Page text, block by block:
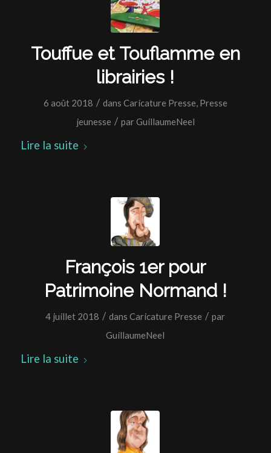
Touffue et Touflamme en
librairies !
6 août 2018 / dans Caricature Presse, Presse
jeunesse / parGuillaumeNeel
Lire la suite
François 1er pour
Patrimoine Normand !
4 juillet 2018 / dansCaricature Presse / par
GuillaumeNeel
Lire la suite